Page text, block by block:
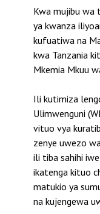
Kwa mujibu wa
ya kwanza
kufuatiwa na
kwa Tanzania
Mkemia Mkuu
Ili kutimiza
Ulimwenguni
vituo vya
zenye uwezo
ili tiba sahihi
ikatenga kituo
matukio ya
na kujengewa